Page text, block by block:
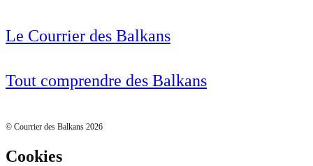
Le Courrier des Balkans
Tout comprendre des Balkans
© Courrier des Balkans 2026
Cookies